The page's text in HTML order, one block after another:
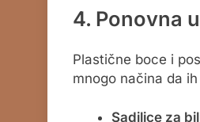
4. Ponovna
Plastične boce i
mnogo načina da
Sadilice za